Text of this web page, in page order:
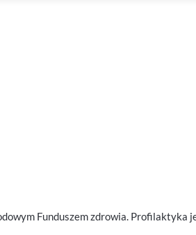
Funduszem zdrowia. Profilaktyka